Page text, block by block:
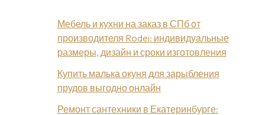
Мебель и кухни на заказ в СПб от
производителя Rodei: индивидуальные
размеры, дизайн и сроки изготовления
Купить малька окуня для зарыбления
прудов выгодно онлайн
Ремонт сантехники в Екатеринбурге: